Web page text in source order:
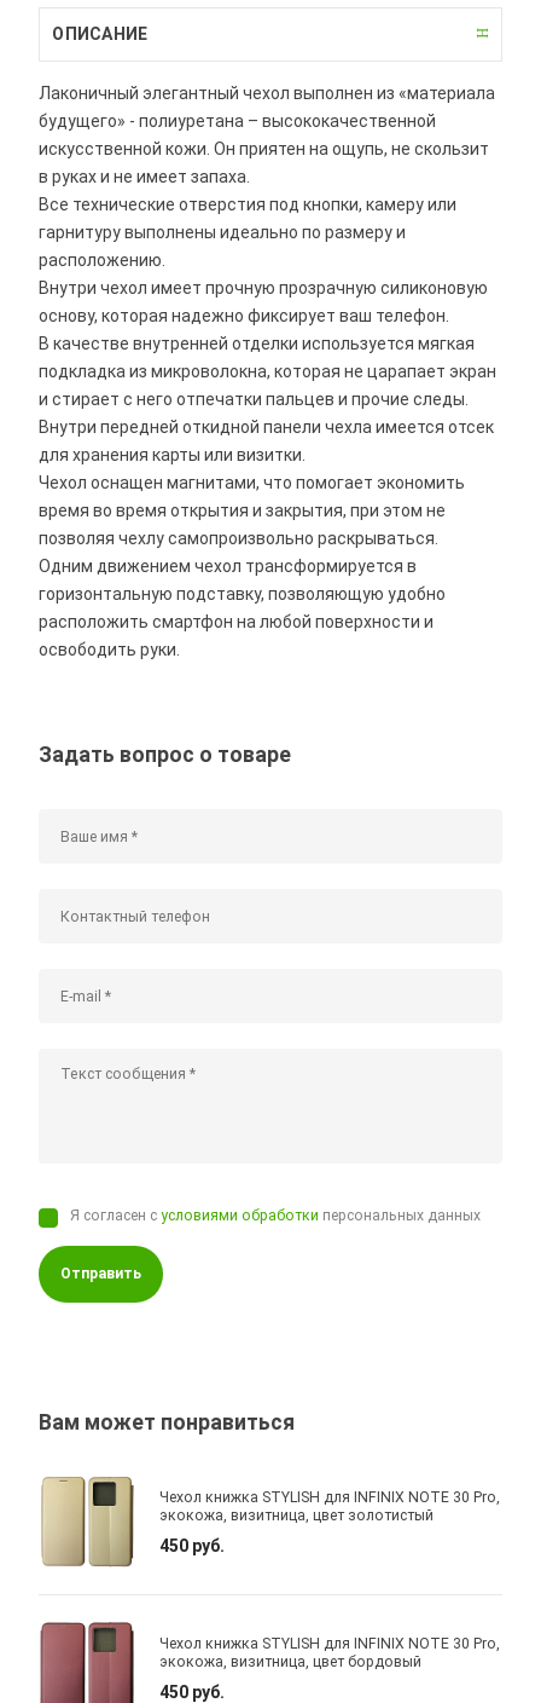
ОПИСАНИЕ
Лаконичный элегантный чехол выполнен из «материала
будущего» - полиуретана – высококачественной
искусственной кожи. Он приятен на ощупь, не скользит
в руках и не имеет запаха.
Все технические отверстия под кнопки, камеру или
гарнитуру выполнены идеально по размеру и
расположению.
Внутри чехол имеет прочную прозрачную силиконовую
основу, которая надежно фиксирует ваш телефон.
В качестве внутренней отделки используется мягкая
подкладка из микроволокна, которая не царапает экран
и стирает с него отпечатки пальцев и прочие следы.
Внутри передней откидной панели чехла имеется отсек
для хранения карты или визитки.
Чехол оснащен магнитами, что помогает экономить
время во время открытия и закрытия, при этом не
позволяя чехлу самопроизвольно раскрываться.
Одним движением чехол трансформируется в
горизонтальную подставку, позволяющую удобно
расположить смартфон на любой поверхности и
освободить руки.
Задать вопрос о товаре
Я согласен сусловиями обработки персональных данных
Отправить
Вам может понравиться
Чехол книжка STYLISH для INFINIX NOTE 30 Pro,
экокожа, визитница, цвет золотистый
450 руб.
Чехол книжка STYLISH для INFINIX NOTE 30 Pro,
экокожа, визитница, цвет бордовый
450 руб.